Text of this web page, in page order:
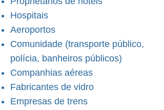
Hospitais
Aeroportos
Comunidade (transporte público,
polícia, banheiros públicos)
Companhias aéreas
Fabricantes de vidro
Empresas de trens